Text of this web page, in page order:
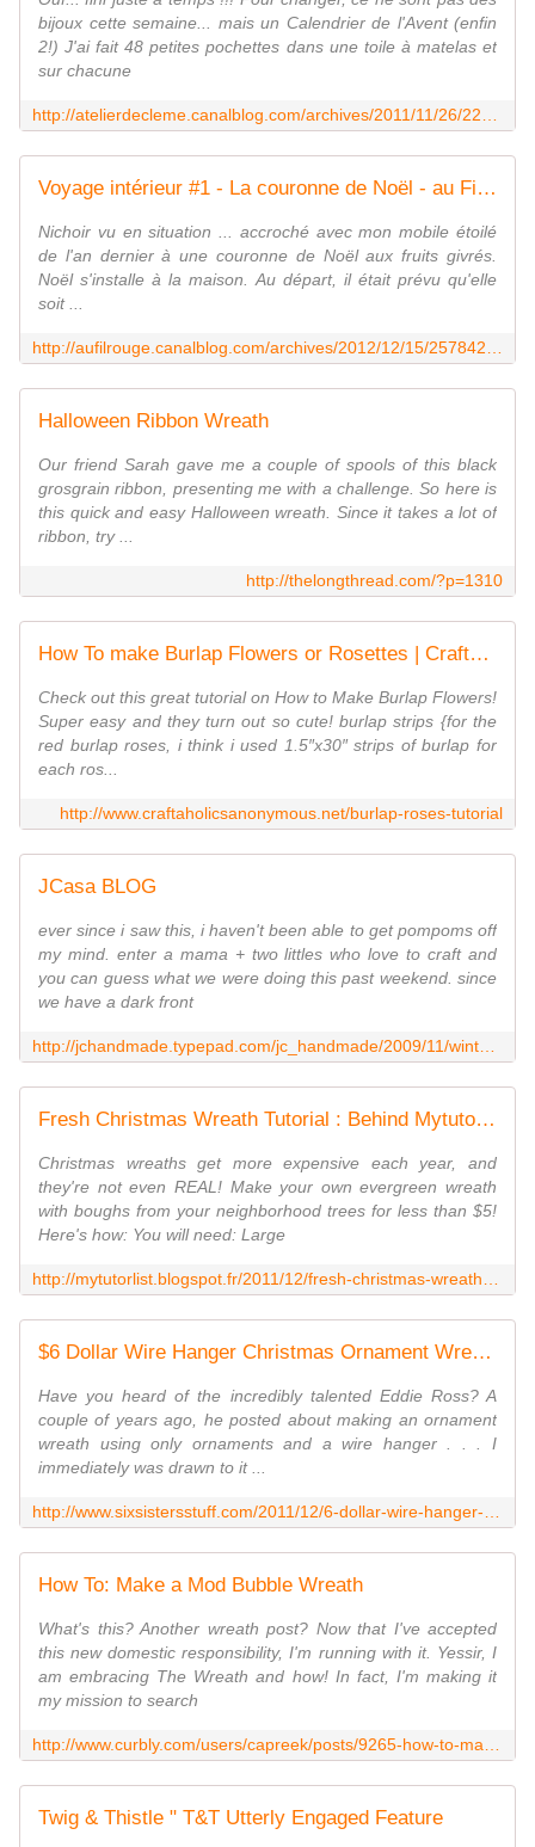
bijoux cette semaine... mais un Calendrier de l'Avent (enfin
2!) J'ai fait 48 petites pochettes dans une toile à matelas et
sur chacune
Voyage intérieur #1 - La couronne de Noël - au Fil rouge
Nichoir vu en situation ... accroché avec mon mobile étoilé
de l'an dernier à une couronne de Noël aux fruits givrés.
Noël s'installe à la maison. Au départ, il était prévu qu'elle
soit ...
Halloween Ribbon Wreath
Our friend Sarah gave me a couple of spools of this black
grosgrain ribbon, presenting me with a challenge. So here is
this quick and easy Halloween wreath. Since it takes a lot of
ribbon, try ...
http://thelongthread.com/?p=1310
How To make Burlap Flowers or Rosettes | Craftaholics Anonymous
Check out this great tutorial on How to Make Burlap Flowers!
Super easy and they turn out so cute! burlap strips {for the
red burlap roses, i think i used 1.5″x30″ strips of burlap for
each ros...
http://www.craftaholicsanonymous.net/burlap-roses-tutorial
JCasa BLOG
ever since i saw this, i haven't been able to get pompoms off
my mind. enter a mama + two littles who love to craft and
you can guess what we were doing this past weekend. since
we have a dark front
Fresh Christmas Wreath Tutorial : Behind Mytutorlist.com
Christmas wreaths get more expensive each year, and
they're not even REAL! Make your own evergreen wreath
with boughs from your neighborhood trees for less than $5!
Here's how: You will need: Large
$6 Dollar Wire Hanger Christmas Ornament Wreath and Bow Tutorial
Have you heard of the incredibly talented Eddie Ross? A
couple of years ago, he posted about making an ornament
wreath using only ornaments and a wire hanger . . . I
immediately was drawn to it ...
How To: Make a Mod Bubble Wreath
What's this? Another wreath post? Now that I've accepted
this new domestic responsibility, I'm running with it. Yessir, I
am embracing The Wreath and how! In fact, I'm making it
my mission to search
Twig & Thistle " T&T Utterly Engaged Feature